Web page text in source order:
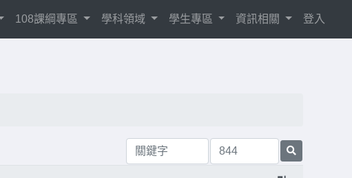
108課綱專區 學科領域 學生專區 資訊相關 登入